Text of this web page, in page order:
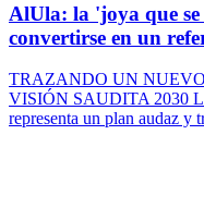
AlUla: la 'joya que
convertirse en un
TRAZANDO UN
VISIÓN SAUDITA 2030
representa un plan audaz y